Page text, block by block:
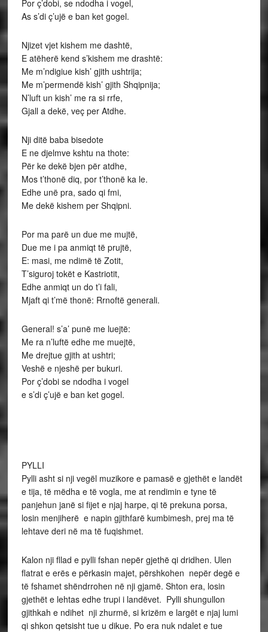
Por ç’dobi, se ndodha i vogel,
As s’di ç’ujë e ban ket gogel.
Njizet vjet kishem me dashtë,
E atëherë kend s’kishem me drashtë:
Me m’ndigiue kish’ gjith ushtrija;
Me m’permendë kish’ gjith Shqipnija;
N’luft un kish’ me ra si rrfe,
Gjall a dekë, veç per Atdhe.
Nji ditë baba bisedote
E ne djelmve kshtu na thote:
Për ke dekë bjen për atdhe,
Mos t’thonë diq, por t’thonë ka le.
Edhe unë pra, sado qi fmi,
Me dekë kishem per Shqipni.
Por ma parë un due me mujtë,
Due me i pa anmiqt të prujtë,
E: masi, me ndimë të Zotit,
T’siguroj tokët e Kastriotit,
Edhe anmiqt un do t’i fali,
Mjaft qi t’më thonë: Rrnoftë generali.
General! s’a’ punë me luejtë:
Me ra n’luftë edhe me muejtë,
Me drejtue gjith at ushtri;
Veshë e njeshë per bukuri.
Por ç’dobi se ndodha i vogel
e s’di ç’ujë e ban ket gogel.
PYLLI
Pylli asht si nji vegël muzikore e pamasë e gjethët e landët
e tija, të mëdha e të vogla, me at rendimin e tyne të
panjehun janë si fijet e njaj harpe, qi të prekuna porsa,
losin menjiherë e napin gjithfarë kumbimesh, prej ma të
lehtave deri në ma të fuqishmet.
Kalon nji fllad e pylli fshan nepër gjethë qi dridhen. Ulen
flatrat e erës e përkasin majet, përshkohen nepër degë e
të fshamet shëndrrohen në nji gjamë. Shton era, losin
gjethët e lehtas edhe trupi i landëvet. Pylli shungullon
gjithkah e ndihet nji zhurmë, si krizëm e largët e njaj lumi
qi shkon qetsisht tue u dikue. Po era nuk ndalet e tue